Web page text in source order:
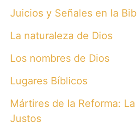
Juicios y Señales en la
La naturaleza de Dios
Los nombres de Dios
Lugares Bíblicos
Mártires de la Reforma:
Justos